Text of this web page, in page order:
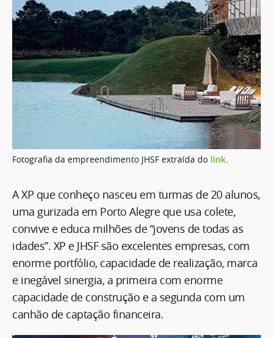
Fotografia da empreendimento JHSF extraída do link.
A XP que conheço nasceu em turmas de 20 alunos,
uma gurizada em Porto Alegre que usa colete,
convive e educa milhões de “jovens de todas as
idades”. XP e JHSF são excelentes empresas, com
enorme portfólio, capacidade de realização, marca
e inegável sinergia, a primeira com enorme
capacidade de construção e a segunda com um
canhão de captação financeira.